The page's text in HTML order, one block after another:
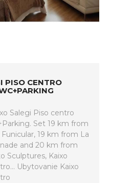
PISO CENTRO
Salegi Piso centro
Set 19 km from
19 km from La
and 20 km from
Sculptures, Kaixo
Ubytovanie Kaixo